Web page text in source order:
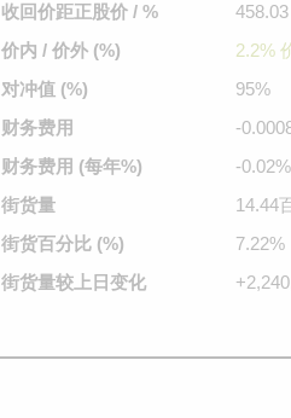
收回价距正股价 / %
价内 / 价外 (%)
2.2%
对冲值 (%)
95%
财务费用
-
财务费用 (每年%)
-0.02%
街货量
14.44
街货百分比 (%)
7.22%
街货量较 上日变化